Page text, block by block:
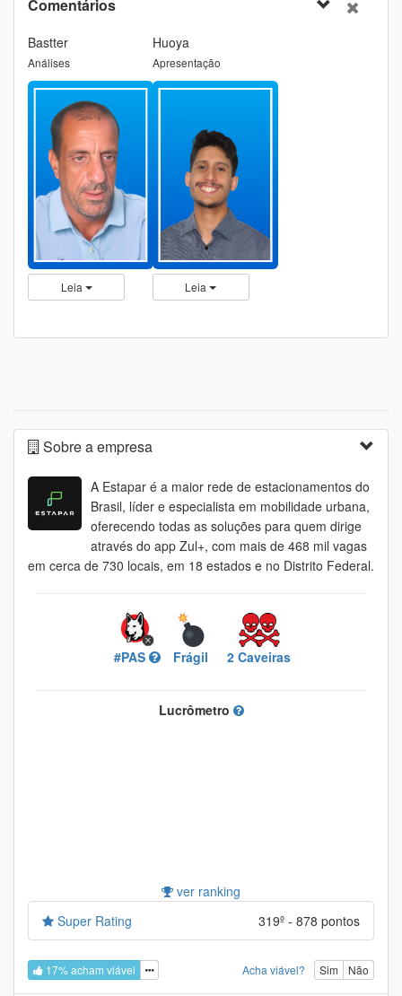
Comentários
Bastter
Análises
Leia
Huoya
Apresentação
Leia
Sobre a empresa
A Estapar é a maior rede de estacionamentos do
Brasil, líder e especialista em mobilidade urbana,
oferecendo todas as soluções para quem dirige
através do app Zul+, com mais de 468 mil vagas
em cerca de 730 locais, em 18 estados e no Distrito Federal.
#PAS Frágil 2 Caveiras
Lucrômetro
ver ranking
Super Rating
319º - 878 pontos
17% acham viável Acha viável? Sim Não